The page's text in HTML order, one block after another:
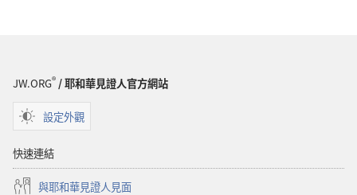
JW.ORG®/ 耶和華見證人官方網站
設定外觀
快速連結
與耶和華見證人見面